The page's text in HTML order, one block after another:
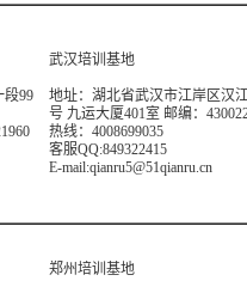
段99
武汉培训基地
地址：湖北省武汉市江岸区汉
号 九运大厦401室 邮编：
热线：4008699035
客服QQ:849322415
E-mail:qianru5@51qianru.cn
郑州培训基地